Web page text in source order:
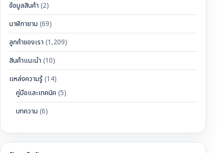
ข้อมูลสินค้า (2)
นาฬิกายาม (69)
ลูกค้าของเรา (1,209)
สินค้าแนะนำ (10)
แหล่งความรู้(14)
คู่มือและเทคนิค (5)
บทความ (6)